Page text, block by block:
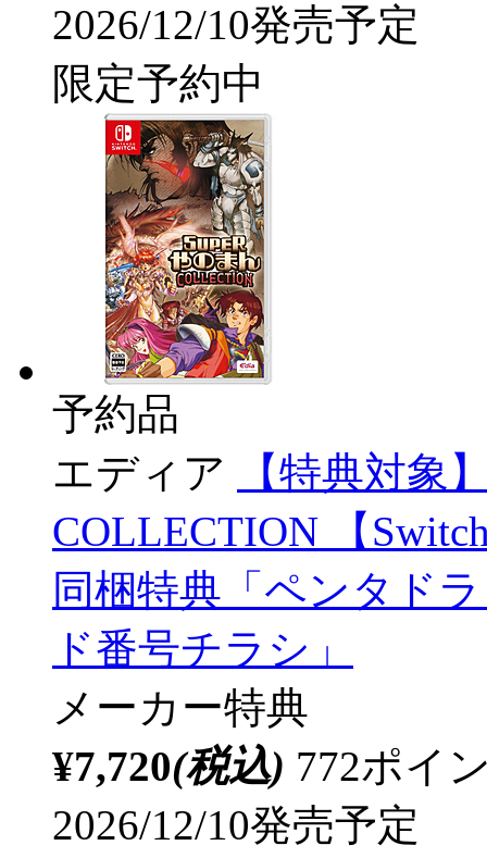
2026/12/10発売予定
限定予約中
予約品
エディア
【特典対象
COLLECTION 【
同梱特典「ペンタド
ド番号チラシ」
メーカー特典
¥7,720(税込) 772ポイ
2026/12/10発売予定